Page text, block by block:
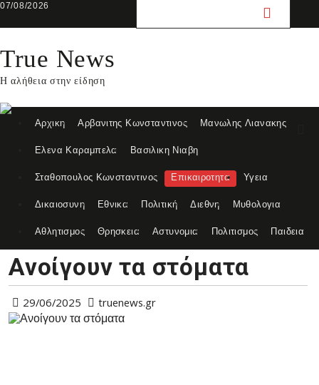
Skip
07/08/2026
True News
Η αλήθεια στην είδηση
Αρχικη Αρβανιτης Κωνσταντινος
Μανωλης Λιανακης
Ελενα Καραμπελα
Βασιλικη Νιαβη
Σταθοπουλος Κωνσταντινος
Επικαιροτητα
Υγεια
Δικαιοσυνη
Εθνικα Πολιτική Διεθνη
Μυθολογια
Αθλητισμος
Θρησκεια Αστυνομια Πολιτισμος Παιδεια
Ανοίγουν τα στόματα
29/06/2025 truenews.gr